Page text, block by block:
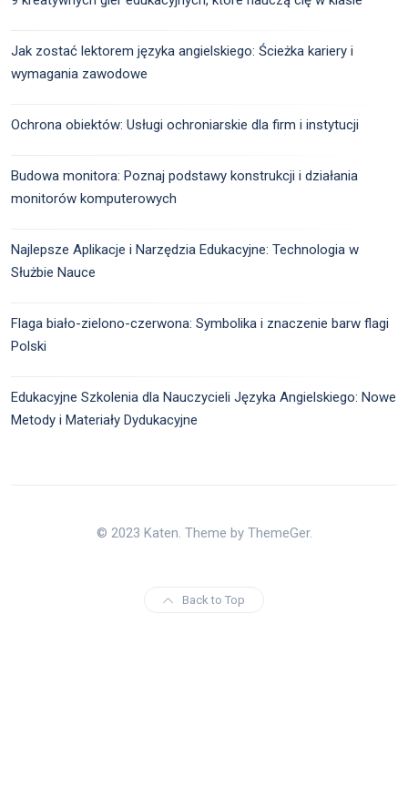
Jak zostać lektorem języka angielskiego: Ścieżka kariery i
wymagania zawodowe
Ochrona obiektów: Usługi ochroniarskie dla firm i instytucji
Budowa monitora: Poznaj podstawy konstrukcji i działania
monitorów komputerowych
Najlepsze Aplikacje i Narzędzia Edukacyjne: Technologia w
Służbie Nauce
Flaga biało-zielono-czerwona: Symbolika i znaczenie barw flagi
Polski
Edukacyjne Szkolenia dla Nauczycieli Języka Angielskiego: Nowe
Metody i Materiały Dydukacyjne
© 2023 Katen. Theme by ThemeGer.
Back to Top